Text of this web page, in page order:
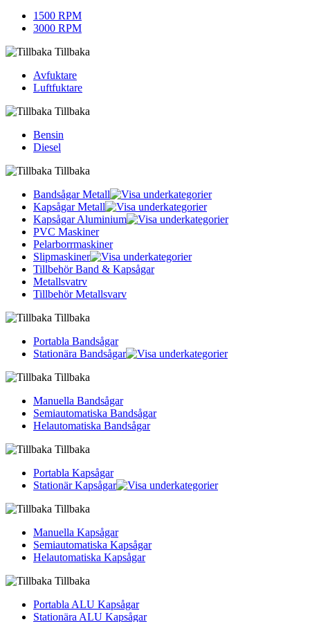
1500 RPM
3000 RPM
Tillbaka
Avfuktare
Luftfuktare
Tillbaka
Bensin
Diesel
Tillbaka
Bandsågar Metall
Kapsågar Metall
Kapsågar Aluminium
PVC Maskiner
Pelarborrmaskiner
Slipmaskiner
Tillbehör Band & Kapsågar
Metallsvatrv
Tillbehör Metallsvarv
Tillbaka
Portabla Bandsågar
Stationära Bandsågar
Tillbaka
Manuella Bandsågar
Semiautomatiska Bandsågar
Helautomatiska Bandsågar
Tillbaka
Portabla Kapsågar
Stationär Kapsågar
Tillbaka
Manuella Kapsågar
Semiautomatiska Kapsågar
Helautomatiska Kapsågar
Tillbaka
Portabla ALU Kapsågar
Stationära ALU Kapsågar